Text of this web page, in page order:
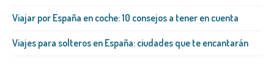
Viajar por España en coche: 10 consejos a tener en cuenta
Viajes para solteros en España: ciudades que te encantarán